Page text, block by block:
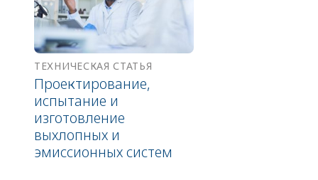
ТЕХНИЧЕСКАЯ СТАТЬЯ
Проектирование,
испытание и
изготовление
выхлопных и
эмиссионных систем